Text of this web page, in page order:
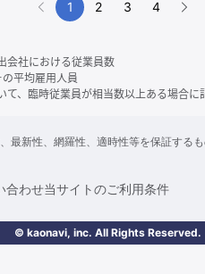
1 2 3 4
会社における従業員数
平均雇用人員
、臨時従業員が相当数以上ある場合に
最新性、網羅性、適時性等を保証する
合わせ当サイトのご利用条件
© kaonavi, inc. All Rights Reserved.